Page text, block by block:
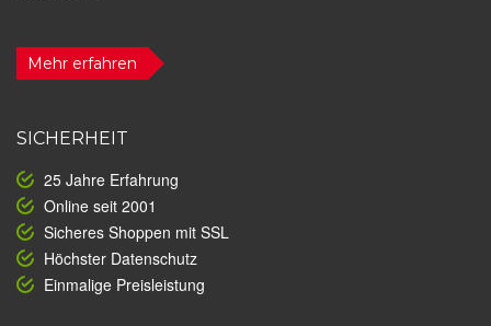
Mehr erfahren
SICHERHEIT
25 Jahre Erfahrung
Online seit 2001
Sicheres Shoppen mit SSL
Höchster Datenschutz
Einmalige Preisleistung